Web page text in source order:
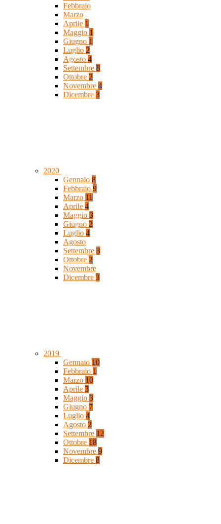
Febbraio
Marzo
Aprile 1
Maggio 1
Giugno 1
Luglio 2
Agosto 4
Settembre 8
Ottobre 2
Novembre 4
Dicembre 3
2020
Gennaio 8
Febbraio 9
Marzo 11
Aprile 4
Maggio 3
Giugno 2
Luglio 4
Agosto
Settembre 3
Ottobre 2
Novembre
Dicembre 3
2019
Gennaio 10
Febbraio 1
Marzo 10
Aprile 3
Maggio 3
Giugno 7
Luglio 4
Agosto 2
Settembre 12
Ottobre 18
Novembre 9
Dicembre 8